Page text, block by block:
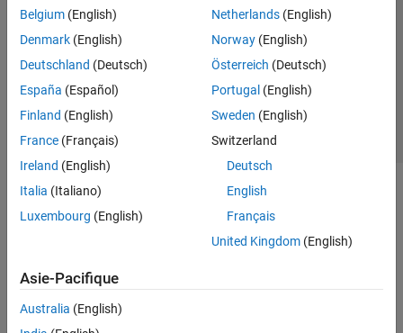
Belgium (English)
Denmark (English)
Deutschland (Deutsch)
España (Español)
Finland (English)
France (Français)
Ireland (English)
Italia (Italiano)
Luxembourg (English)
Netherlands(English)
Norway(English)
Österreich (Deutsch)
Portugal (English)
Sweden (English)
Switzerland
Deutsch
English
Français
United Kingdom(English)
Asie-Pacifique
Australia (English)
Lutte anti-piratage
Contacts locaux
© 1994-2026 The MathWorks, Inc.